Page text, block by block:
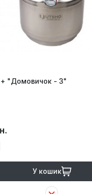
+ "Домовичок - 3"
У кошик